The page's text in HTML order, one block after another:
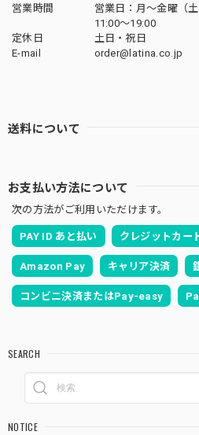
営業時間
営業日：月〜金曜（
11:00〜19:00
定休日
土日・祝日
E-mail
order@latina.co.jp
送料について
お支払い方法について
次の方法がご利用いただけます。
PAY ID あと払い クレジットカー
Amazon Pay キャリア決済
コンビニ決済またはPay-easy
SEARCH
NOTICE